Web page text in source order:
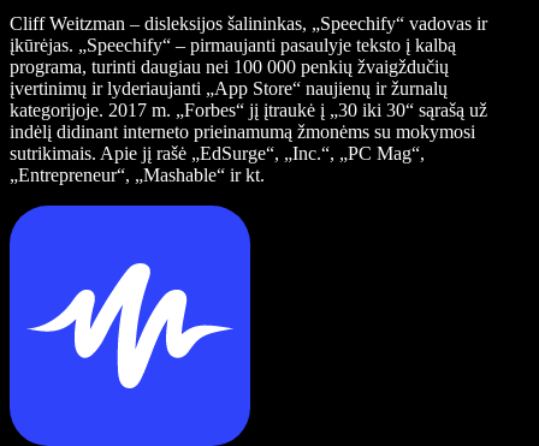
Cliff Weitzman – disleksijos šalininkas, „Speechify“ vadovas ir
įkūrėjas. „Speechify“ – pirmaujanti pasaulyje teksto į kalbą
programa, turinti daugiau nei 100 000 penkių žvaigždučių
įvertinimų ir lyderiaujanti „App Store“ naujienų ir žurnalų
kategorijoje. 2017 m. „Forbes“ jį įtraukė į „30 iki 30“ sąrašą už
indėlį didinant interneto prieinamumą žmonėms su mokymosi
sutrikimais. Apie jį rašė „EdSurge“, „Inc.“, „PC Mag“,
„Entrepreneur“, „Mashable“ ir kt.